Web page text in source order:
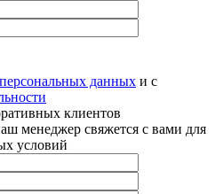
данных и с
клиентов
менеджер свяжется с вами для
условий